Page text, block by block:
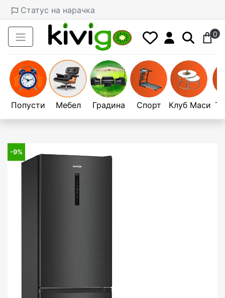
Статус на нарачка
0
Попусти Мебел Градина Спорт Клуб Маси
-9%